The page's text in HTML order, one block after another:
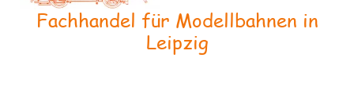
Fachhandel für Modellbahnen in
Leipzig